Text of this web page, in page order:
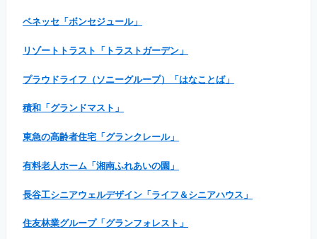
ベネッセ「ボンセジュール」
リゾートトラスト「トラストガーデン」
プラウドライフ（ソニーグループ）「はなことば」
積和「グランドマスト」
東急の高齢者住宅「グランクレール」
有料老人ホーム「湘南ふれあいの園」
長谷工シニアウェルデザイン「ライフ＆シニアハウス」
住友林業グループ「グランフォレスト」